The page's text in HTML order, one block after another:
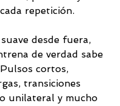
repetición.
desde fuera,
de verdad sabe
cortos,
transiciones
unilateral y mucho